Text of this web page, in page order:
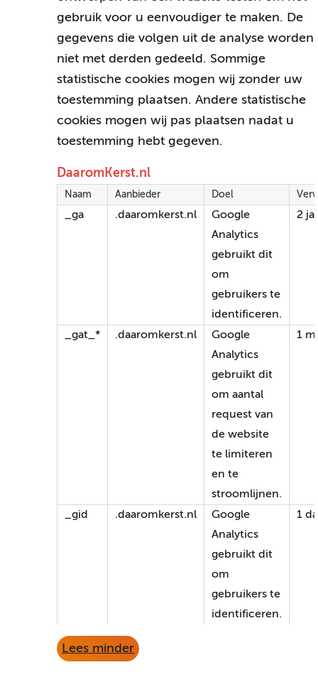
gebruik voor u eenvoudiger te maken. De
gegevens die volgen uit de analyse worden
niet met derden gedeeld. Sommige
statistische cookies mogen wij zonder uw
toestemming plaatsen. Andere statistische
cookies mogen wij pas plaatsen nadat u
toestemming hebt gegeven.
DaaromKerst.nl
Naam Aanbieder Doel
_ga .daaromkerst.nl
Google
Analytics
gebruikt dit
om
gebruikers te
identificeren.
2
_gat_* .daaromkerst.nl
Google
Analytics
gebruikt dit
om aantal
request van
de website
te limiteren
en te
stroomlijnen.
1
_gid .daaromkerst.nl
Google
Analytics
gebruikt dit
om
gebruikers te
identificeren.
1
Lees minder